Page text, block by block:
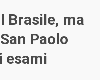
Brasile, ma
Paolo
esami